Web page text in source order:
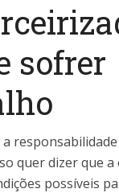
sofrer
quer dizer que a
possíveis